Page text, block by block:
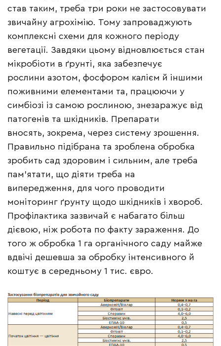
став таким, треба три роки не застосовувати
звичайну агрохімію. Тому запроваджують
комплексні схеми для кожного періоду
вегетації. Завдяки цьому відновлюється стан
мікробіоти в ґрунті, яка забезпечує
рослини азотом, фосфором калієм й іншими
поживними елементами та, працюючи у
симбіозі із самою рослиною, знезаражує від
патогенів та шкідників. Препарати
вносять, зокрема, через систему зрошення.
Правильно підібрана та зроблена обробка
зробить сад здоровим і сильним, але треба
пам’ятати, що діяти треба на
випередження, для чого проводити
моніторинг ґрунту щодо шкідників і хвороб.
Профілактика зазвичай є набагато більш
дієвою, ніж робота по факту зараження. До
того ж обробка 1 га органічного саду майже
вдвічі дешевша за обробку інтенсивного й
коштує в середньому 1 тис. євро.